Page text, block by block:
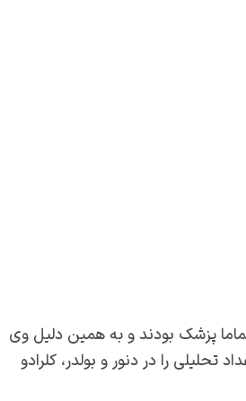
به دنیا آمد خانواده او تماما پزشک بودند و به همین دلیل وی
را در دنور و بولدر، کلرادو